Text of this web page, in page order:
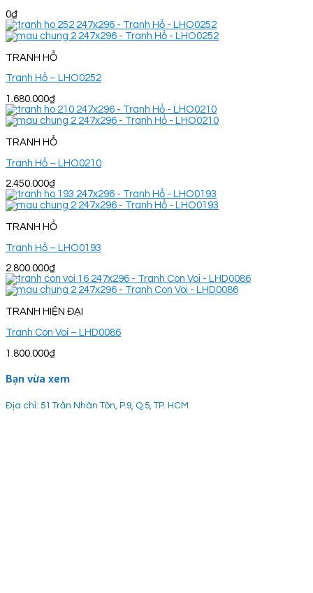
0₫
TRANH HỔ
Tranh Hổ – LHO0252
1.680.000₫
TRANH HỔ
Tranh Hổ – LHO0210
2.450.000₫
TRANH HỔ
Tranh Hổ – LHO0193
2.800.000₫
TRANH HIỆN ĐẠI
Tranh Con Voi – LHD0086
1.800.000₫
Bạn vừa xem
Địa chỉ: 51 Trần Nhân Tôn, P.9, Q.5, TP. HCM